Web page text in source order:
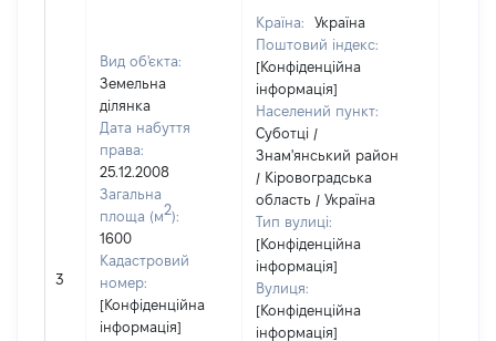
3
Вид об'єкта:
Земельна
ділянка
Дата набуття
права:
25.12.2008
Загальна
площа (м2):
1600
Кадастровий
номер:
[Конфіденційна
інформація]
Країна:
Україна
Поштовий індекс:
[Конфіденційна
інформація]
Населений пункт:
Суботці /
Знам'янський район
/ Кіровоградська
область / Україна
Тип вулиці:
[Конфіденційна
інформація]
Вулиця:
[Конфіденційна
інформація]